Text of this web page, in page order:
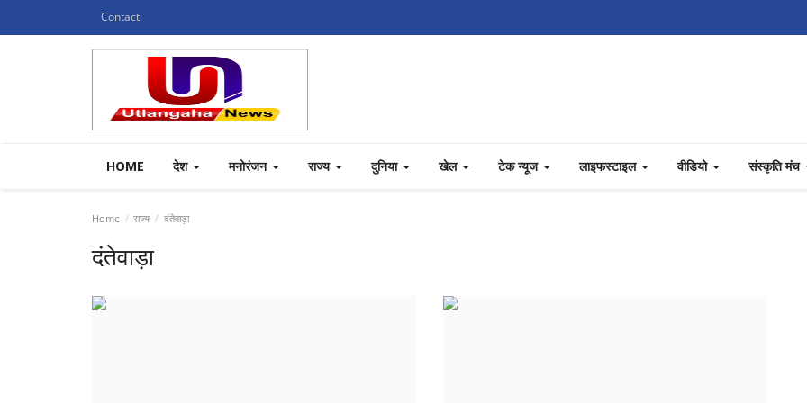
Contact
HOME देश मनोरंजन राज्य दुनिया खेल टेक न्यूज लाइफस्टाइल वीडियो संस्कृति मंच
Home राज्य दंतेवाड़ा
दंतेवाड़ा